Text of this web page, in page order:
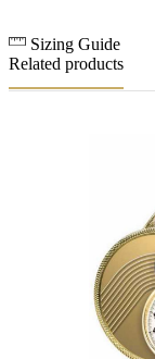
Sizing Guide
Related products